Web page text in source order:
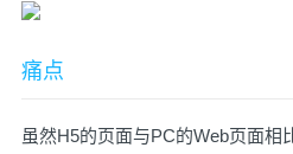
痛点
虽然H5的页面与PC的Web页面相